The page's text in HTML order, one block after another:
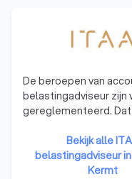
De beroepen van
belastingadviseur zijn
gereglementeerd.
uitoefenen, moet
ingeschreven in het
register. Het ITAA
Bekijk alle
belastingadviseur
Kermt